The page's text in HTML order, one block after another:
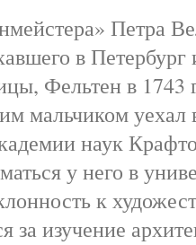
Петра
в
Фельтен в 1743
мальчиком уехал
наук
у него в
к
за изучение